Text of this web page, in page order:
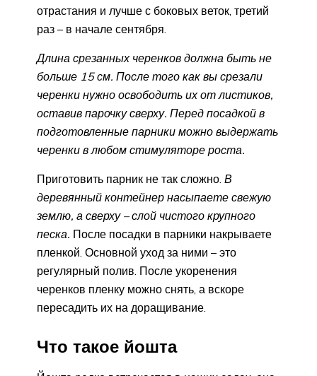
отрастания и лучше с боковых веток, третий
раз – в начале сентября.
Длина срезанных черенков должна быть не
больше 15 см. После того как вы срезали
черенки нужно освободить их от листиков,
оставив парочку сверху. Перед посадкой в
подготовленные парники можно выдержать
черенки в любом стимуляторе роста.
Приготовить парник не так сложно. В
деревянный контейнер насыпаете свежую
землю, а сверху – слой чистого крупного
песка. После посадки в парники накрываете
пленкой. Основной уход за ними – это
регулярный полив. После укоренения
черенков пленку можно снять, а вскоре
пересадить их на доращивание.
Что такое йошта